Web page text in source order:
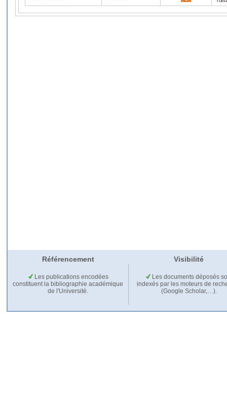
Référencement Visibilité
Les publications encodées
constituent la bibliographie académique
de l'Université.
Les documents déposés
indexés par les moteurs de
(Google Scholar,…).